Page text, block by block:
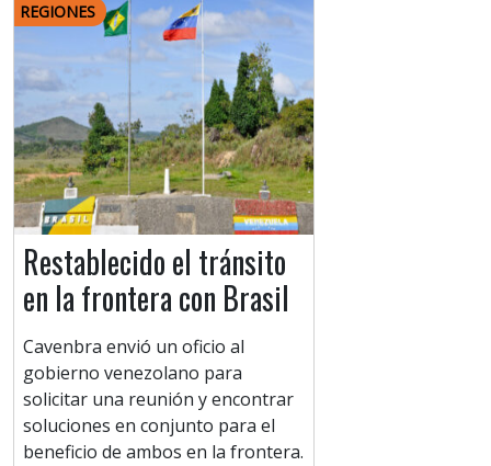
REGIONES
Restablecido el tránsito
en la frontera con Brasil
Cavenbra envió un oficio al
gobierno venezolano para
solicitar una reunión y encontrar
soluciones en conjunto para el
beneficio de ambos en la frontera.